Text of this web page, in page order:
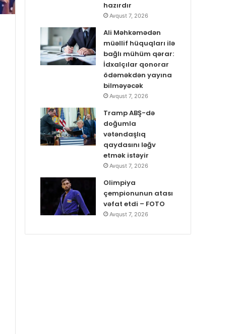
hazırdır
Avqust 7, 2026
Ali Məhkəmədən
müəllif hüquqları ilə
bağlı mühüm qərar:
İdxalçılar qonorar
ödəməkdən yayına
bilməyəcək
Avqust 7, 2026
Tramp ABŞ-də
doğumla
vətəndaşlıq
qaydasını ləğv
etmək istəyir
Avqust 7, 2026
Olimpiya
çempionunun atası
vəfat etdi – FOTO
Avqust 7, 2026